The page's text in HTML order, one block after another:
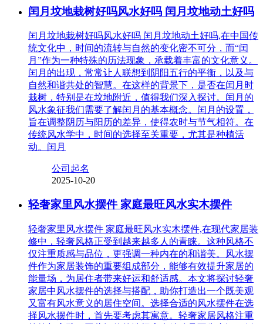
闰月坟地栽树好吗风水好吗 闰月坟地动土好吗
闰月坟地栽树好吗风水好吗 闰月坟地动土好吗,在中国传
统文化中，时间的流转与自然的变化密不可分，而“闰
月”作为一种特殊的历法现象，承载着丰富的文化意义。
闰月的出现，常常让人联想到阴阳五行的平衡，以及与
自然和谐共处的智慧。在这样的背景下，是否在闰月时
栽树，特别是在坟地附近，值得我们深入探讨。闰月的
风水象征我们需要了解闰月的基本概念。闰月的设置，
旨在调整阴历与阳历的差异，使得农时与节气相符。在
传统风水学中，时间的选择至关重要，尤其是种植活
动。闰月
公司起名
2025-10-20
轻奢家里风水摆件 家庭最旺风水实木摆件
轻奢家里风水摆件 家庭最旺风水实木摆件,在现代家居装
修中，轻奢风格正受到越来越多人的青睐。这种风格不
仅注重质感与品位，更强调一种内在的和谐美。风水摆
件作为家居装饰的重要组成部分，能够有效提升家居的
能量场，为居住者带来好运和舒适感。本文将探讨轻奢
家居中风水摆件的选择与搭配，助你打造出一个既美观
又富有风水意义的居住空间。选择合适的风水摆件在选
择风水摆件时，首先要考虑其寓意。轻奢家居风格注重